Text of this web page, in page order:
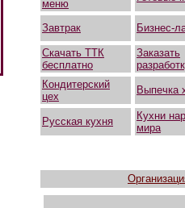
меню
Завтрак Бизнес-
Скачать ТТК
бесплатно
Заказать
Кондитерский
цех
Выпечка
Русская кухня
Кухни
мира